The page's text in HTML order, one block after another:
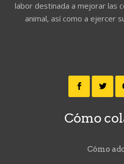
labor destinada a mejorar las
animal, así como a ejercer
Cómo
Cómo